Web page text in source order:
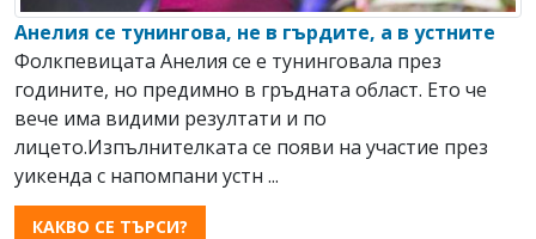
Анелия се тунингова, не в гърдите, а в устните
Фолкпевицата Анелия се е тунинговала през
годините, но предимно в гръдната област. Ето че
вече има видими резултати и по
лицето.Изпълнителката се появи на участие през
уикенда с напомпани устн ...
КАКВО СЕ ТЪРСИ?